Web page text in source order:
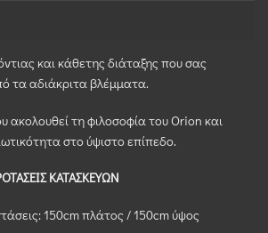
και κάθετης διάταξης που σας
τα αδιάκριτα βλέμματα.
ακολουθεί τη φιλοσοφία του Orion και
στο ύψιστο επίπεδο.
ΚΑΤΑΣΚΕΥΩΝ
150cm πλάτος / 150cm ύψος